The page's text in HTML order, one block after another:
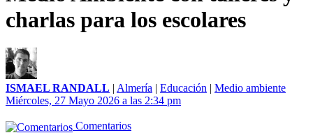
charlas para los escolares
ISMAEL RANDALL | Almería | Educación | Medio ambiente
Miércoles, 27 Mayo 2026 a las 2:34 pm
Comentarios